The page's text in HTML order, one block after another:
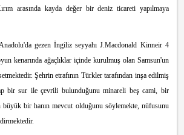
arasında kayda değer bir deniz ticareti yapılmaya
gezen İngiliz seyyahı J.Macdonald Kinneir 4
kenarında ağaçlıklar içinde kurulmuş olan Samsun'un
Şehrin etrafının Türkler tarafından inşa edilmiş
bir sur ile çevrili bulunduğunu minareli beş cami, bir
büyük bir hanın mevcut olduğunu söylemekte, nüfusunu